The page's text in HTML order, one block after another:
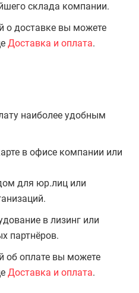
склада компании.
о доставке вы можете
Доставка и оплата.
наиболее удобным
в офисе компании или
для юр.лиц или
в лизинг или
партнёров.
об оплате вы можете
Доставка и оплата.